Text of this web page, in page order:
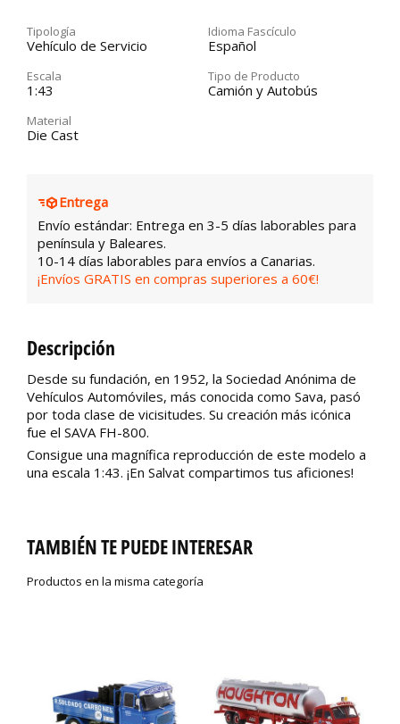
Tipología
Vehículo de Servicio
Idioma Fascículo
Español
Escala
1:43
Tipo de Producto
Camión y Autobús
Material
Die Cast
Entrega
Envío estándar: Entrega en 3-5 días laborables para
península y Baleares.
10-14 días laborables para envíos a Canarias.
¡Envíos GRATIS en compras superiores a 60€!
Descripción
Desde su fundación, en 1952, la Sociedad Anónima de
Vehículos Automóviles, más conocida como Sava, pasó
por toda clase de vicisitudes. Su creación más icónica
fue el SAVA FH-800.
Consigue una magnífica reproducción de este modelo a
una escala 1:43. ¡En Salvat compartimos tus aficiones!
TAMBIÉN TE PUEDE INTERESAR
Productos en la misma categoría